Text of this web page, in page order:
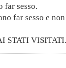
far sesso.
far sesso e
STATI VISITATI.